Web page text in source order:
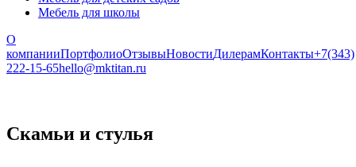
Мебель для школы
О
компанииПортфолиоОтзывыНовостиДилерамКонтакты+7(343)
222-15-65hello@mktitan.ru
Скамьи и стулья